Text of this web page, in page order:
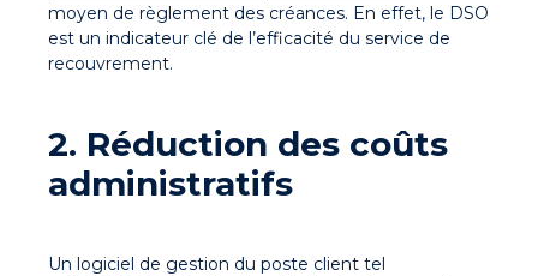
moyen de règlement des créances. En effet, le DSO
est un indicateur clé de l’efficacité du service de
recouvrement.
2. Réduction des coûts
administratifs
Un logiciel de gestion du poste client tel